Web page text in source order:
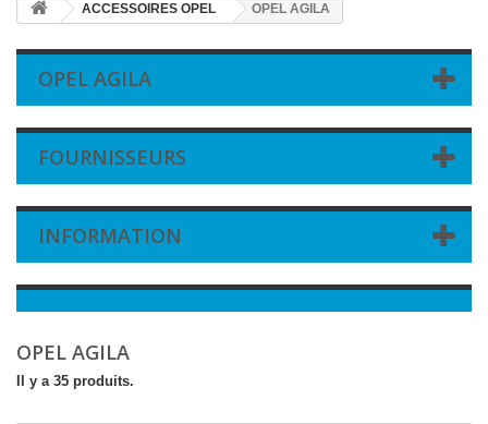
ACCESSOIRES OPEL OPEL AGILA
OPEL AGILA
FOURNISSEURS
INFORMATION
OPEL AGILA
Il y a 35 produits.